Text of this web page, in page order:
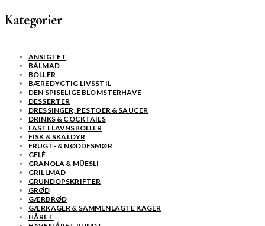
Kategorier
ANSIGTET
BÅLMAD
BOLLER
BÆREDYGTIG LIVSSTIL
DEN SPISELIGE BLOMSTERHAVE
DESSERTER
DRESSINGER, PESTOER & SAUCER
DRINKS & COCKTAILS
FASTELAVNSBOLLER
FISK & SKALDYR
FRUGT- & NØDDESMØR
GELÉ
GRANOLA & MÜESLI
GRILLMAD
GRUNDOPSKRIFTER
GRØD
GÆRBRØD
GÆRKAGER & SAMMENLAGTE KAGER
HÅRET